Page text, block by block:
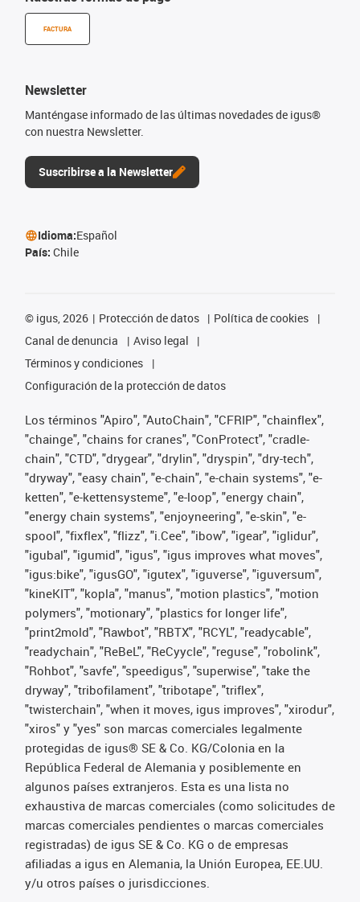
FACTURA
Newsletter
Manténgase informado de las últimas novedades de igus®
con nuestra Newsletter.
Suscribirse a la Newsletter
Idioma:Español
País: Chile
© igus, 2026 Protección de datos
Política de cookies
Canal de denuncia
Aviso legal
Términos y condiciones
Configuración de la protección de datos
Los términos "Apiro", "AutoChain", "CFRIP", "chainflex",
"chainge", "chains for cranes", "ConProtect", "cradle-
chain", "CTD", "drygear", "drylin", "dryspin", "dry-tech",
"dryway", "easy chain", "e-chain", "e-chain systems", "e-
ketten", "e-kettensysteme", "e-loop", "energy chain",
"energy chain systems", "enjoyneering", "e-skin", "e-
spool", "fixflex", "flizz", "i.Cee", "ibow", "igear", "iglidur",
"igubal", "igumid", "igus", "igus improves what moves",
"igus:bike", "igusGO", "igutex", "iguverse", "iguversum",
"kineKIT", "kopla", "manus", "motion plastics", "motion
polymers", "motionary", "plastics for longer life",
"print2mold", "Rawbot", "RBTX", "RCYL", "readycable",
"readychain", "ReBeL", "ReCyycle", "reguse", "robolink",
"Rohbot", "savfe", "speedigus", "superwise", "take the
dryway", "tribofilament", "tribotape", "triflex",
"twisterchain", "when it moves, igus improves", "xirodur",
"xiros" y "yes" son marcas comerciales legalmente
protegidas de igus® SE & Co. KG/Colonia en la
República Federal de Alemania y posiblemente en
algunos países extranjeros. Esta es una lista no
exhaustiva de marcas comerciales (como solicitudes de
marcas comerciales pendientes o marcas comerciales
registradas) de igus SE & Co. KG o de empresas
afiliadas a igus en Alemania, la Unión Europea, EE.UU.
y/u otros países o jurisdicciones.